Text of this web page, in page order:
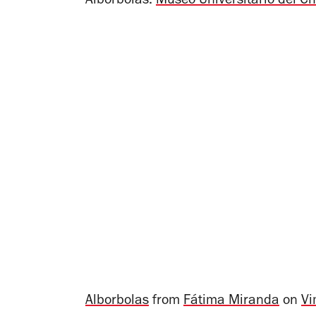
Alborbolas from Fátima Miranda on